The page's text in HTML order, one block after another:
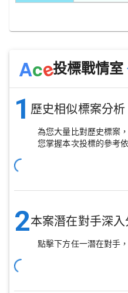
Ace投標戰情室
1 歷史相似標案分析
為您大量比對歷史標案
您掌握本次投標的參考
2本案潛在對手深入
點擊下方任一潛在對手